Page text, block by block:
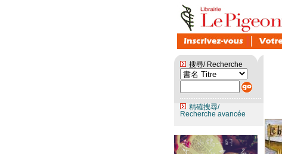
搜尋/ Recherche
精確搜尋/
Recherche avancée